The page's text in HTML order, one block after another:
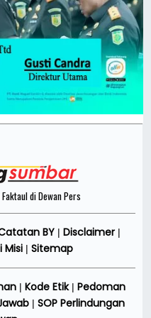
di Dewan Pers
BY| Disclaimer|
Misi Sitemap
| Kode Etik| Pedoman
| SOP Perlindungan